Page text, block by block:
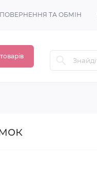
ПОВЕРНЕННЯ ТА ОБМІН